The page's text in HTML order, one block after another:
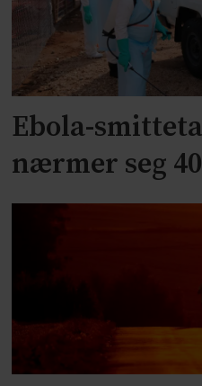
Ebola-
nærmer seg